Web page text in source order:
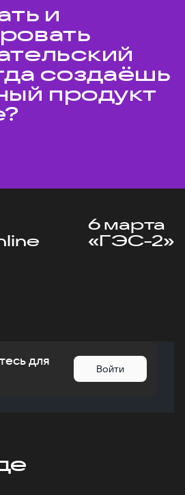
и
создаёшь
продукт
6 марта
«ГЭС-2»
для
Войти